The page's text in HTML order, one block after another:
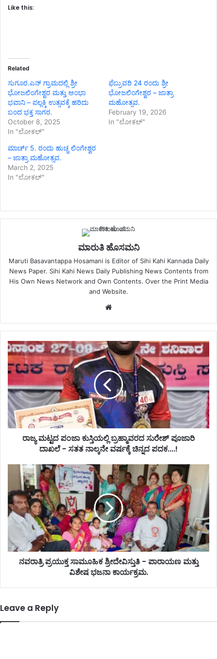
Like this:
Related
ಸುಗೂರ.ಎನ್ ಗ್ರಾಮದಲ್ಲಿ ಶ್ರೀ
ಭೋಜಲಿಂಗೇಶ್ವರ ಮತ್ತು ಅಂಭಾ
ಭವಾನಿ – ಪಲ್ಲಕ್ಕಿ ಉತ್ಸವಕ್ಕೆ ಹರಿದು
ಬಂದ ಭಕ್ತ ಸಾಗರ.
October 8, 2025
In "ಲೋಕಲ್"
ಫೆಬ್ರುವರಿ 24 ರಂದು ಶ್ರೀ
ಭೋಜಲಿಂಗೇಶ್ವರ – ಜಾತ್ರಾ
ಮಹೋತ್ಸವ.
February 19, 2026
In "ಲೋಕಲ್"
ಮಾರ್ಚ್ 5. ರಂದು ಹುಚ್ಚ ಲಿಂಗೇಶ್ವರ
– ಜಾತ್ರಾ ಮಹೋತ್ಸವ.
March 2, 2025
In "ಲೋಕಲ್"
ಮಾರುತಿ ಹೊಸಮನಿ
Maruti Basavantappa Hosamani is Editor of Sihi Kahi Kannada Daily
News Paper. Sihi Kahi News Daily Publishing News Contents from
His Own News Network and Own Contents. Over the Print Media
and Website.
Website
ರಾಜ್ಯ ಮಟ್ಟದ ಪಂಜಾ ಕುಸ್ತಿಯಲ್ಲಿ ಬ್ರಹ್ಮಾವರದ ಸುರೇಶ್ ಪೂಜಾರಿ
ದಾಖಲೆ - ಸತತ ನಾಲ್ಕನೇ ವರ್ಷಕ್ಕೆ ಚಿನ್ನದ ಪದಕ....!
ನವರಾತ್ರಿ ಪ್ರಯುಕ್ತ ಸಾಮೂಹಿಕ ಶ್ರೀದೇವಿಸ್ತುತಿ - ಪಾರಾಯಣ ಮತ್ತು
ವಿಶೇಷ ಭಜನಾ ಕಾರ್ಯಕ್ರಮ.
Leave a Reply